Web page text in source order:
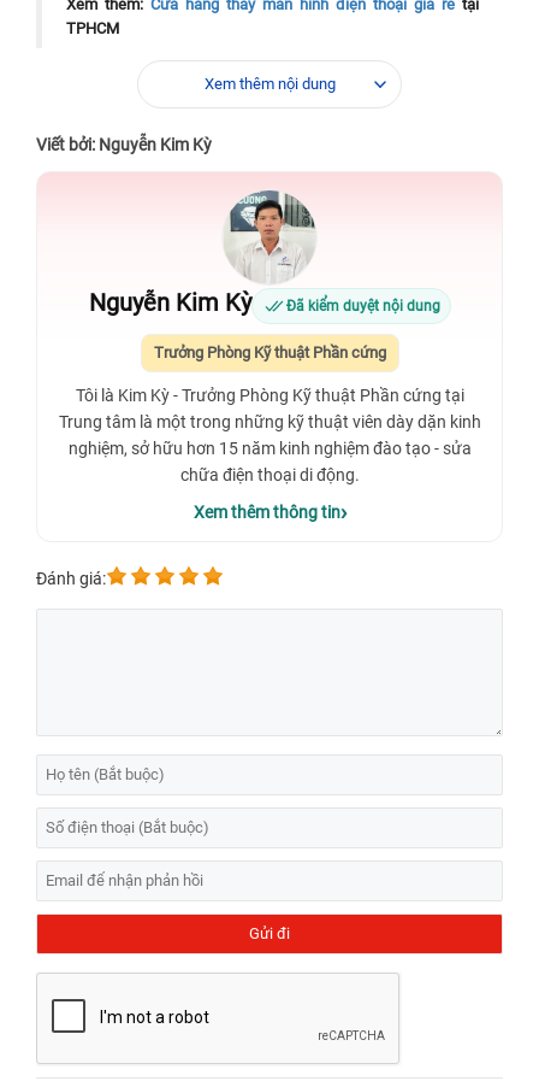
Xem thêm: Cửa hàng thay màn hình điện thoại giá rẻ tại
TPHCM
Hiện naythay màn hình Samsung A73 5G giá bao
nhiêu tại tphcm
đang ở mức cạnh tranh tại các trung tâm lớn.
Xem thêm nội dung
Viết bởi: Nguyễn Kim Kỳ
Nguyễn Kim Kỳ Đã kiểm duyệt nội dung
Trưởng Phòng Kỹ thuật Phần cứng
Tôi là Kim Kỳ - Trưởng Phòng Kỹ thuật Phần cứng tại
Trung tâm là một trong những kỹ thuật viên dày dặn kinh
nghiệm, sở hữu hơn 15 năm kinh nghiệm đào tạo - sửa
chữa điện thoại di động.
Xem thêm thông tin
Đánh giá: